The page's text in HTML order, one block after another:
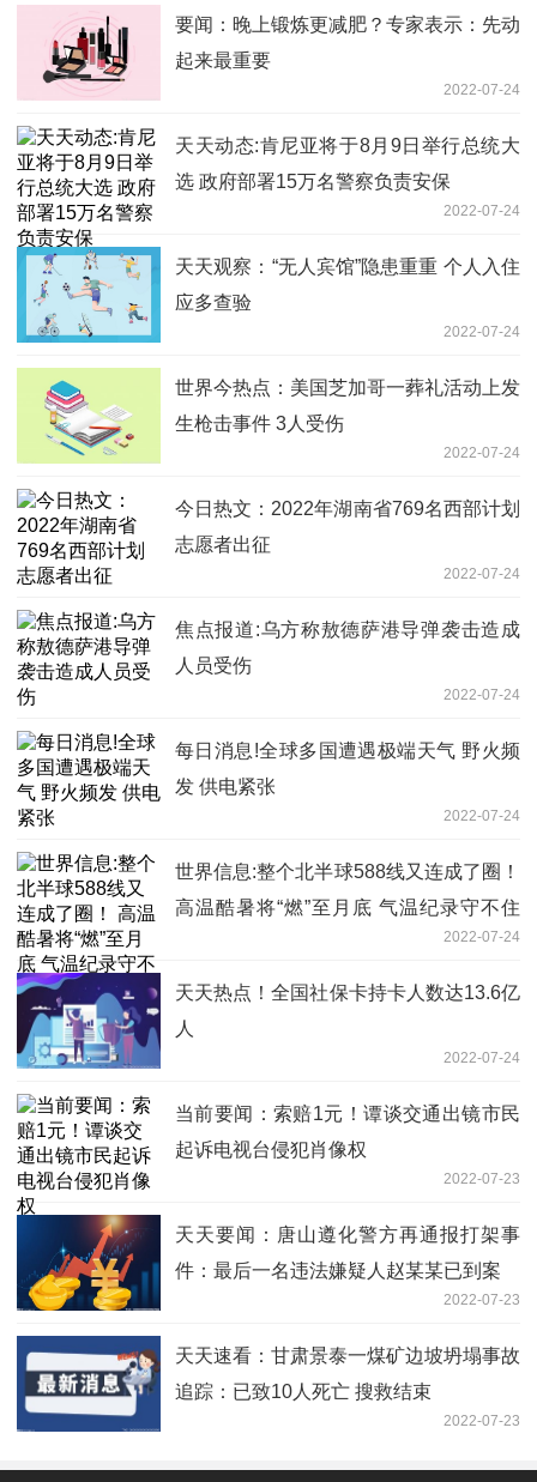
要闻：晚上锻炼更减肥？专家表示：先动
起来最重要
2022-07-24
天天动态:肯尼亚将于8月9日举行总统大
选 政府部署15万名警察负责安保
2022-07-24
天天观察：“无人宾馆”隐患重重 个人入住
应多查验
2022-07-24
世界今热点：美国芝加哥一葬礼活动上发
生枪击事件 3人受伤
2022-07-24
今日热文：2022年湖南省769名西部计划
志愿者出征
2022-07-24
焦点报道:乌方称敖德萨港导弹袭击造成
人员受伤
2022-07-24
每日消息!全球多国遭遇极端天气 野火频
发 供电紧张
2022-07-24
世界信息:整个北半球588线又连成了圈！
高温酷暑将“燃”至月底 气温纪录守不住
2022-07-24
天天热点！全国社保卡持卡人数达13.6亿
人
2022-07-24
当前要闻：索赔1元！谭谈交通出镜市民
起诉电视台侵犯肖像权
2022-07-23
天天要闻：唐山遵化警方再通报打架事
件：最后一名违法嫌疑人赵某某已到案
2022-07-23
天天速看：甘肃景泰一煤矿边坡坍塌事故
追踪：已致10人死亡 搜救结束
2022-07-23